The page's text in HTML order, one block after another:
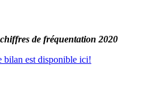
de fréquentation 2020
bilan est disponible ici!